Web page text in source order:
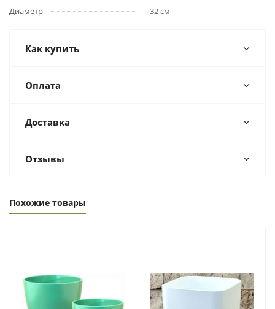
Диаметр
32 см
Как купить
Оплата
Доставка
Отзывы
Похожие товары